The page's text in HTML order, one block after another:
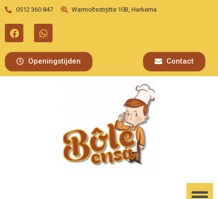
0512 360 847 Warmoltsstrjitte 10B, Harkema
Openingstijden Contact